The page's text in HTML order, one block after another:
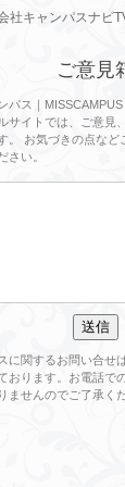
社キャンパスナビ
ご意見
パス｜
サイトでは、ご意見
。 お気づきの点など
さい。
に関するお問い合せ
おります。お電話で
ませんのでご了承く